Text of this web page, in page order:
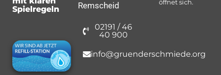
Spielregeln
Remscheid
02191 / 46
40 900
info@gruenderschmiede.org
öffnet sich.